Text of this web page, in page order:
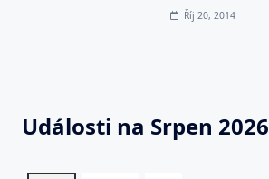
Říj 20, 2014
Události na Srpen 2026